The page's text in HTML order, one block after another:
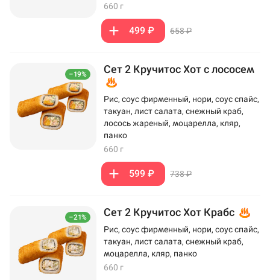
660 г
499 ₽ 658 ₽
–19% Сет 2 Кручитос Хот с лососем
Рис, соус фирменный, нори, соус спайс,
такуан, лист салата, снежный краб,
лосось жареный, моцарелла, кляр,
панко
660 г
599 ₽ 738 ₽
–21% Сет 2 Кручитос Хот Крабс
Рис, соус фирменный, нори, соус спайс,
такуан, лист салата, снежный краб,
моцарелла, кляр, панко
660 г